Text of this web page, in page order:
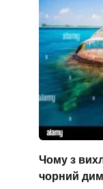
Чому з
чорний